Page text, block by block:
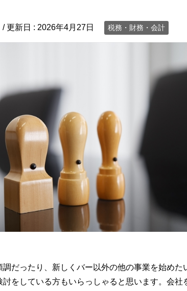
/ 更新日 : 2026年4月27日 税務・財務・会計
だったり、新しくバー以外の他の事業を始めた
をしている方もいらっしゃると思います。会社